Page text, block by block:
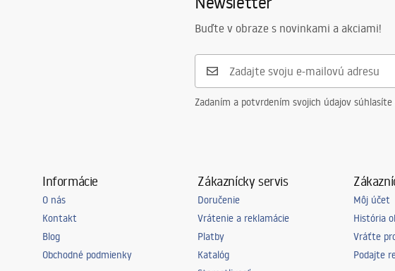
Obe spomenuté veľkosti sú vhodné tak do malých, ako aj stredných kúpeľní, ale osvedčia sa
Nikl ako povrchová farba je výbornou alternatívou k chrómom a čiernej – je o niečo
vytvárate priestory s industriálnym nádychom alebo hľadáte zaujímavé riešenia, ktoré
Toto vyvážené, matné prevedenie výborne vyzerá aj v kúpeľniach zariadených v loftovom
Buďte v obraze s novinkami a akciami!
Zadaním a potvrdením svojich údajov
Informácie
O nás
Kontakt
Blog
Obchodné podmienky
Zákaznícky servis
Doručenie
Vrátenie a reklamácie
Platby
Katalóg
Môj účet
História
Vráťte
Podajte